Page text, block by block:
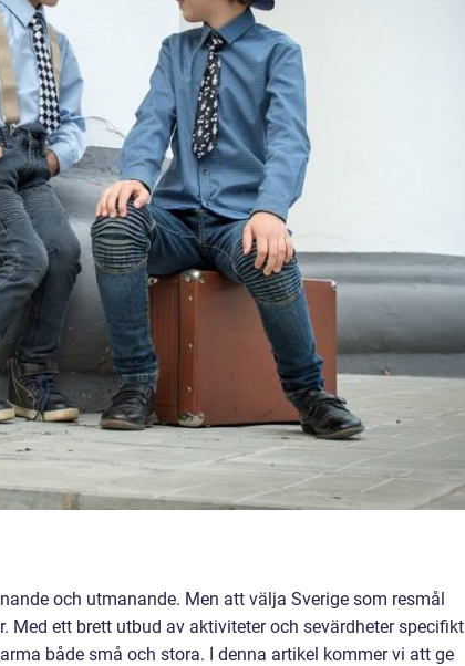
och utmanande. Men att välja Sverige som resmål
Med ett brett utbud av aktiviteter och sevärdheter specifikt
både små och stora. I denna artikel kommer vi att ge